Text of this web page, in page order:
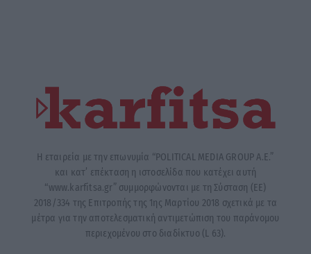
Η εταιρεία με την επωνυμία “POLITICAL MEDIA GROUP A.E.”
και κατ’ επέκταση η ιστοσελίδα που κατέχει αυτή
“www.karfitsa.gr” συμμορφώνονται με τη Σύσταση (ΕΕ)
2018/334 της Επιτροπής της 1ης Μαρτίου 2018 σχετικά με τα
μέτρα για την αποτελεσματική αντιμετώπιση του παράνομου
περιεχομένου στο διαδίκτυο (L 63).